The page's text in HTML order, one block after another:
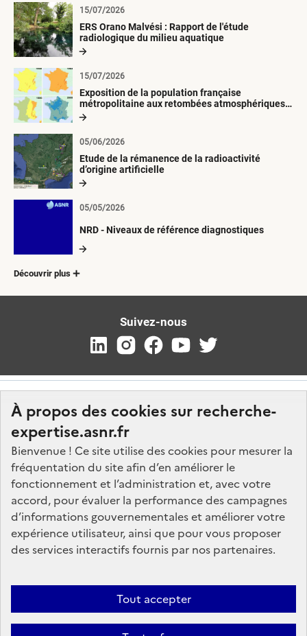
À propos des cookies sur recherche-
expertise.asnr.fr
Bienvenue ! Ce site utilise des cookies pour mesurer la
fréquentation du site afin d’en améliorer le
fonctionnement et l’administration et, avec votre
accord, pour évaluer la performance des campagnes
d’informations gouvernementales et améliorer votre
expérience utilisateur, ainsi que pour vous proposer
des services interactifs fournis par nos partenaires.
Tout accepter
ERS Orano Malvési : Rapport de l'étude
radiologique du milieu aquatique
15/07/2026
Exposition de la population française
métropolitaine aux retombées atmosphériques
radioactives depuis 1945
15/07/2026
Etude de la rémanence de la radioactivité
d’origine artificielle
05/06/2026
NRD - Niveaux de référence diagnostiques
05/05/2026
Découvrir plus
Suivez-nous
Nos marchés
Nos offres d'emploi
FAQ
Glossaire
Plan du site